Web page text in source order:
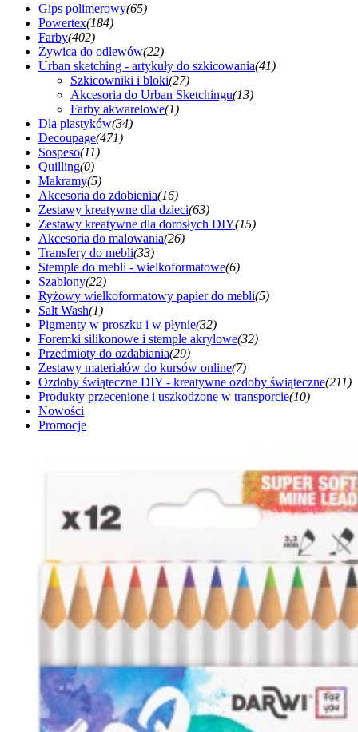
Gips polimerowy(65)
Powertex(184)
Farby(402)
Żywica do odlewów(22)
Urban sketching - artykuły do szkicowania(41)
Szkicowniki i bloki(27)
Akcesoria do Urban Sketchingu(13)
Farby akwarelowe(1)
Dla plastyków(34)
Decoupage(471)
Sospeso(11)
Quilling(0)
Makramy(5)
Akcesoria do zdobienia(16)
Zestawy kreatywne dla dzieci(63)
Zestawy kreatywne dla dorosłych DIY(15)
Akcesoria do malowania(26)
Transfery do mebli(33)
Stemple do mebli - wielkoformatowe(6)
Szablony(22)
Ryżowy wielkoformatowy papier do mebli(5)
Salt Wash(1)
Pigmenty w proszku i w płynie(32)
Foremki silikonowe i stemple akrylowe(32)
Przedmioty do ozdabiania(29)
Zestawy materiałów do kursów online(7)
Ozdoby świąteczne DIY - kreatywne ozdoby świąteczne(211)
Produkty przecenione i uszkodzone w transporcie(10)
Nowości
Promocje